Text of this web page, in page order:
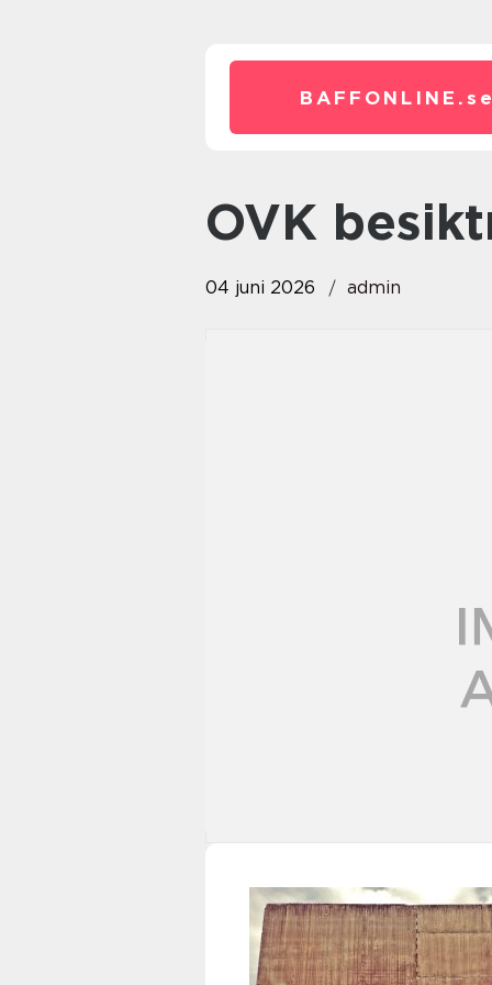
BAFFONLINE.
OVK
04 juni 2026 admin